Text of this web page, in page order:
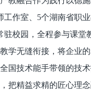
作室、5个湖南省职
校园，全程参与课堂
学无缝衔接，将企业
国技术能手带领的技
把精益求精的匠心理